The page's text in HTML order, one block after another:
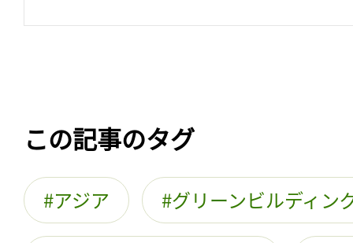
この記事のタグ
アジア グリーンビルディン